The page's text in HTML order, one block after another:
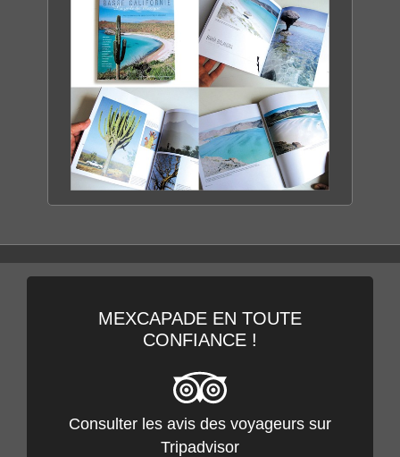
DÉCOUVRIR LE RANCH
MEXCAPADE EN TOUTE
CONFIANCE !
Consulter les avis des voyageurs sur
Tripadvisor